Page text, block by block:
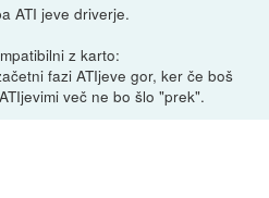
ATI jeve driverje.
z karto:
fazi ATIjeve gor, ker če boš
več ne bo šlo "prek".